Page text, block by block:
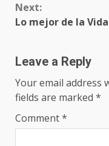
Next:
Lo mejor de la Vida
Leave a Reply
Your email address
fields are marked *
Comment*